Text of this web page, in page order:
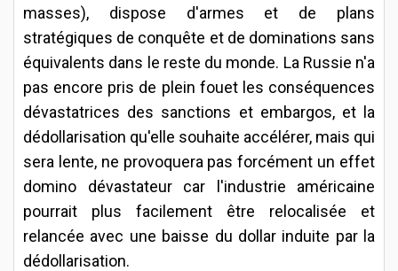
masses), dispose d'armes et de plans
stratégiques de conquête et de dominations sans
équivalents dans le reste du monde. La Russie n'a
pas encore pris de plein fouet les conséquences
dévastatrices des sanctions et embargos, et la
dédollarisation qu'elle souhaite accélérer, mais qui
sera lente, ne provoquera pas forcément un effet
domino dévastateur car l'industrie américaine
pourrait plus facilement être relocalisée et
relancée avec une baisse du dollar induite par la
dédollarisation.